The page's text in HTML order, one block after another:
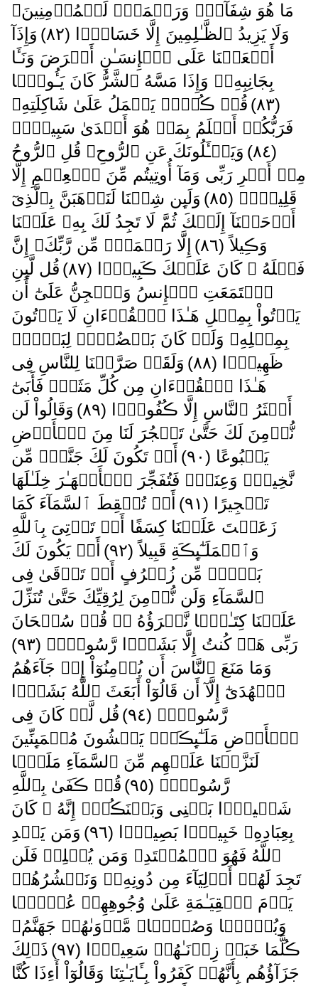
مَا هُوَ شِفَآءٌ۬ وَرَحۡمَةٌ۬ لِّلۡمُؤۡمِنِينَ‌ۙ
وَلَا يَزِيدُ ٱلظَّـٰلِمِينَ إِلَّا خَسَارً۬ا ( ٨٢ )
وَإِذَآ
أَنۡعَمۡنَا عَلَى ٱلۡإِنسَـٰنِ أَعۡرَضَ وَنَـَٔا
بِجَانِبِهِۦ‌ۖ وَإِذَا مَسَّهُ ٱلشَّرُّ كَانَ يَـُٔوسً۬ا
( ٨٣ )
قُلۡ ڪُلٌّ۬ يَعۡمَلُ عَلَىٰ شَاكِلَتِهِۦ
فَرَبُّكُمۡ أَعۡلَمُ بِمَنۡ هُوَ أَهۡدَىٰ سَبِيلاً۬
( ٨٤ )
وَيَسۡـَٔلُونَكَ عَنِ ٱلرُّوحِ‌ۖ قُلِ ٱلرُّوحُ
مِنۡ أَمۡرِ رَبِّى وَمَآ أُوتِيتُم مِّنَ ٱلۡعِلۡمِ إِلَّا
قَلِيلاً۬ ( ٨٥ )
وَلَٮِٕن شِئۡنَا لَنَذۡهَبَنَّ بِٱلَّذِىٓ
أَوۡحَيۡنَآ إِلَيۡكَ ثُمَّ لَا تَجِدُ لَكَ بِهِۦ عَلَيۡنَا
وَڪِيلاً ( ٨٦ )
إِلَّا رَحۡمَةً۬ مِّن رَّبِّكَ‌ۚ إِنَّ
فَضۡلَهُ ۥ كَانَ عَلَيۡكَ ڪَبِيرً۬ا ( ٨٧ )
قُل لَّٮِٕنِ
ٱجۡتَمَعَتِ ٱلۡإِنسُ وَٱلۡجِنُّ عَلَىٰٓ أَن
يَأۡتُواْ بِمِثۡلِ هَـٰذَا ٱلۡقُرۡءَانِ لَا يَأۡتُونَ
بِمِثۡلِهِۦ وَلَوۡ كَانَ بَعۡضُہُمۡ لِبَعۡضٍ۬
ظَهِيرً۬ا ( ٨٨ )
وَلَقَدۡ صَرَّفۡنَا لِلنَّاسِ فِى
هَـٰذَا ٱلۡقُرۡءَانِ مِن كُلِّ مَثَلٍ۬ فَأَبَىٰٓ
أَكۡثَرُ ٱلنَّاسِ إِلَّا ڪُفُورً۬ا ( ٨٩ )
وَقَالُواْ لَن
نُّؤۡمِنَ لَكَ حَتَّىٰ تَفۡجُرَ لَنَا مِنَ ٱلۡأَرۡضِ
يَنۢبُوعًا ( ٩٠ )
أَوۡ تَكُونَ لَكَ جَنَّةٌ۬ مِّن
نَّخِيلٍ۬ وَعِنَبٍ۬ فَتُفَجِّرَ ٱلۡأَنۡهَـٰرَ خِلَـٰلَهَا
تَفۡجِيرًا ( ٩١ )
أَوۡ تُسۡقِطَ ٱلسَّمَآءَ كَمَا
زَعَمۡتَ عَلَيۡنَا كِسَفًا أَوۡ تَأۡتِىَ بِٱللَّهِ
وَٱلۡمَلَـٰٓٮِٕڪَةِ قَبِيلاً ( ٩٢ )
أَوۡ يَكُونَ لَكَ
بَيۡتٌ۬ مِّن زُخۡرُفٍ أَوۡ تَرۡقَىٰ فِى
ٱلسَّمَآءِ وَلَن نُّؤۡمِنَ لِرُقِيِّكَ حَتَّىٰ تُنَزِّلَ
عَلَيۡنَا كِتَـٰبً۬ا نَّقۡرَؤُهُ ۥ‌ۗ قُلۡ سُبۡحَانَ
رَبِّى هَلۡ كُنتُ إِلَّا بَشَرً۬ا رَّسُولاً۬ ( ٩٣ )
وَمَا مَنَعَ ٱلنَّاسَ أَن يُؤۡمِنُوٓاْ إِذۡ جَآءَهُمُ
ٱلۡهُدَىٰٓ إِلَّآ أَن قَالُوٓاْ أَبَعَثَ ٱللَّهُ بَشَرً۬ا
رَّسُولاً۬ ( ٩٤ )
قُل لَّوۡ كَانَ فِى
ٱلۡأَرۡضِ مَلَـٰٓٮِٕڪَةٌ۬ يَمۡشُونَ مُطۡمَٮِٕنِّينَ
لَنَزَّلۡنَا عَلَيۡهِم مِّنَ ٱلسَّمَآءِ مَلَڪً۬ا
رَّسُولاً۬ ( ٩٥ )
قُلۡ ڪَفَىٰ بِٱللَّهِ
شَہِيدَۢا بَيۡنِى وَبَيۡنَڪُمۡ‌ۚ إِنَّهُ ۥ كَانَ
بِعِبَادِهِۦ خَبِيرَۢا بَصِيرً۬ا ( ٩٦ )
وَمَن يَہۡدِ
ٱللَّهُ فَهُوَ ٱلۡمُهۡتَدِ‌ۖ وَمَن يُضۡلِلۡ فَلَن
تَجِدَ لَهُمۡ أَوۡلِيَآءَ مِن دُونِهِۦ‌ۖ وَنَحۡشُرُهُمۡ
يَوۡمَ ٱلۡقِيَـٰمَةِ عَلَىٰ وُجُوهِهِمۡ عُمۡيً۬ا
وَبُكۡمً۬ا وَصُمًّ۬ا‌ۖ مَّأۡوَٮٰهُمۡ جَهَنَّمُ‌ۖ
ڪُلَّمَا خَبَتۡ زِدۡنَـٰهُمۡ سَعِيرً۬ا ( ٩٧ )
ذَٲلِكَ
جَزَآؤُهُم بِأَنَّهُمۡ كَفَرُواْ بِـَٔايَـٰتِنَا وَقَالُوٓاْ أَءِذَا كُنَّا